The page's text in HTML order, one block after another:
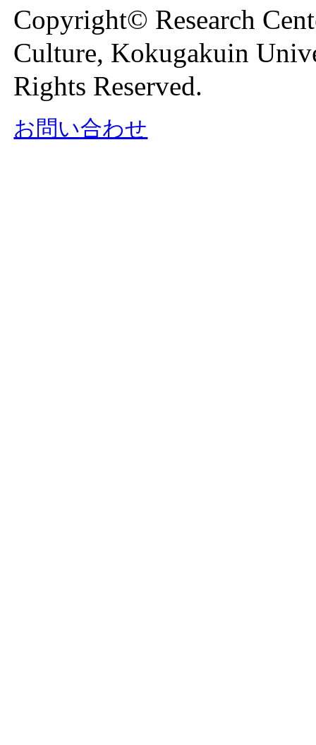
Copyright© Research
Culture, Kokugakuin
Rights Reserved.
お問い合わせ